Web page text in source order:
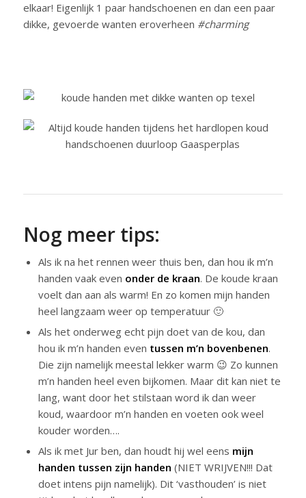
elkaar! Eigenlijk 1 paar handschoenen en dan een paar
dikke, gevoerde wanten eroverheen #charming
Nog meer tips:
Als ik na het rennen weer thuis ben, dan hou ik m’n
handen vaak even onder de kraan. De koude kraan
voelt dan aan als warm! En zo komen mijn handen
heel langzaam weer op temperatuur 🙂
Als het onderweg echt pijn doet van de kou, dan
hou ik m’n handen even tussen m’n bovenbenen.
Die zijn namelijk meestal lekker warm 😉 Zo kunnen
m’n handen heel even bijkomen. Maar dit kan niet te
lang, want door het stilstaan word ik dan weer
koud, waardoor m’n handen en voeten ook weel
kouder worden….
Als ik met Jur ben, dan houdt hij wel eens mijn
handen tussen zijn handen (NIET WRIJVEN!!! Dat
doet intens pijn namelijk). Dit ‘vasthouden’ is niet